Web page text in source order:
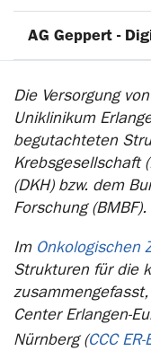
AG Geppert -
Die Versorgung
Uniklinikum
begutachteten
Krebsgesellschaft
(DKH) bzw. dem
Forschung (BMBF).
Im Onkologischen
Strukturen für die
Center Erlangen-
Nürnberg (CCC ER-